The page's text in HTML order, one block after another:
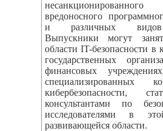
вредоносного
и различных видов
Выпускники могут
области IT-безопасности в
государственных
финансовых
специализированных
кибербезопасности,
консультантами по
исследователями в
развивающейся области.